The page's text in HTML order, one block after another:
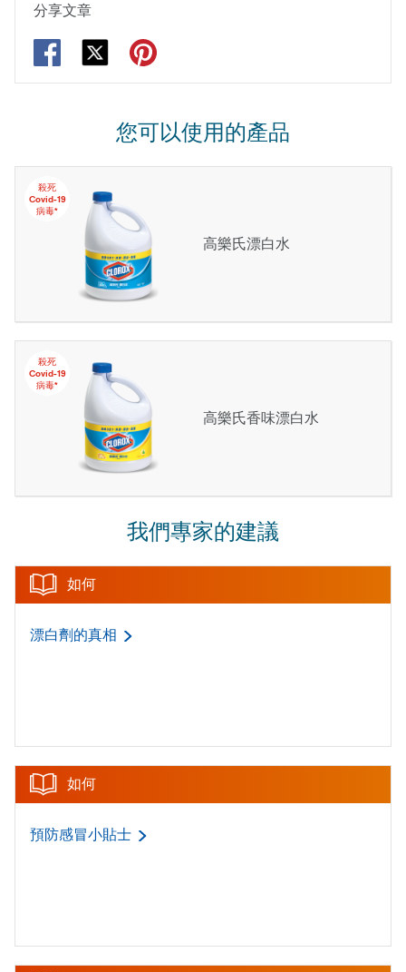
分享文章
您可以使用的產品
殺死
Covid-19
病毒*
高樂氏漂白水
殺死
Covid-19
病毒*
高樂氏香味漂白水
我們專家的建議
如何
漂白劑的真相
如何
預防感冒小貼士